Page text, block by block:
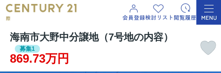
海南市大野中分譲地（7号地の内容）
募集1
869.73万円